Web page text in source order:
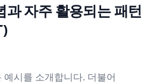
과 자주 활용되는 패턴
시를 소개합니다. 더불어